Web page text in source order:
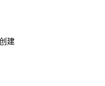
建